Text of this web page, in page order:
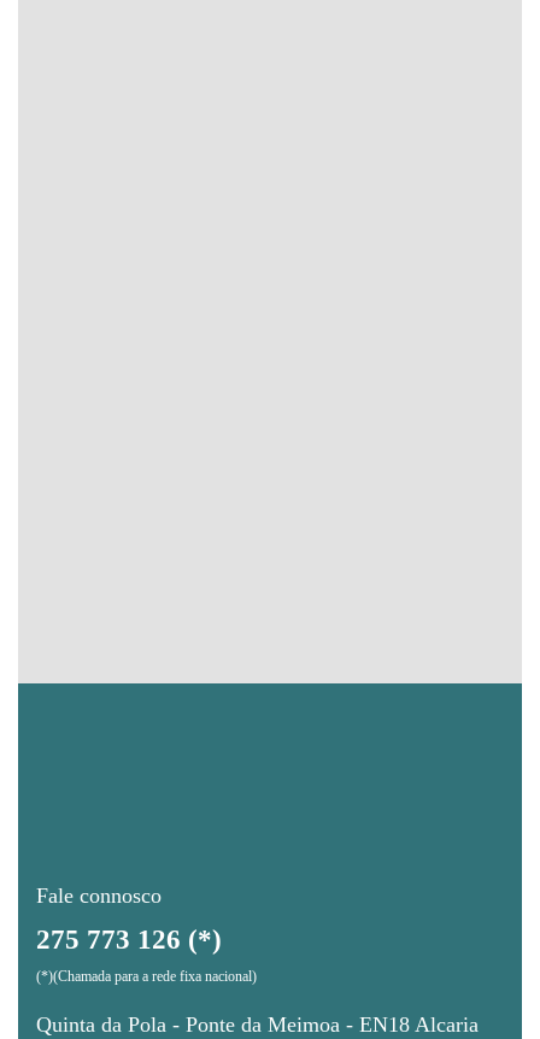
Fale connosco
275 773 126 (*)
(*)(Chamada para a rede fixa nacional)
Quinta da Pola - Ponte da Meimoa - EN18 Alcaria